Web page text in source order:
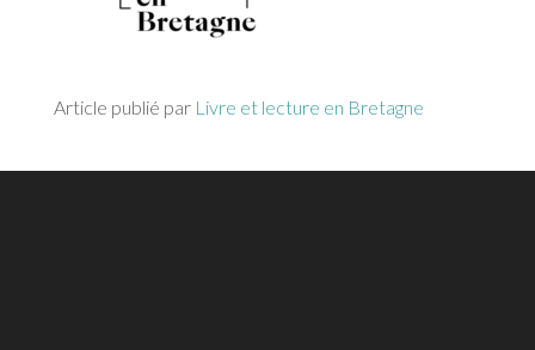
Article publié parLivre et lecture en Bretagne